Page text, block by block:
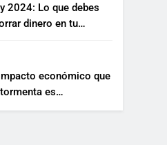
2024: Lo que debes
dinero en tu
económico que
es